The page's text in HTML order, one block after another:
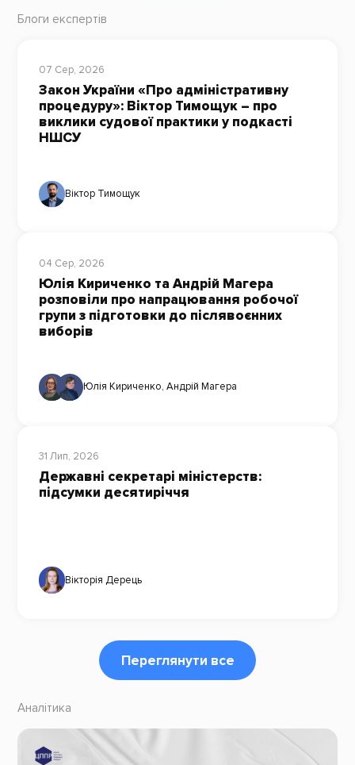
Блоги експертів
07 Сер, 2026
Закон України «Про адміністративну
процедуру»: Віктор Тимощук – про
виклики судової практики у подкасті
НШСУ
Віктор Тимощук
04 Сер, 2026
Юлія Кириченко та Андрій Магера
розповіли про напрацювання робочої
групи з підготовки до післявоєнних
виборів
Юлія Кириченко, Андрій Магера
31 Лип, 2026
Державні секретарі міністерств:
підсумки десятиріччя
Вікторія Дерець
Переглянути все
Аналітика